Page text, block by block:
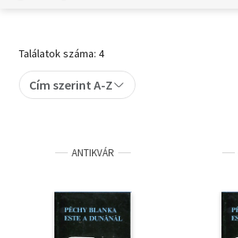
Gyermek- és ifjúsági
Művészet
Találatok száma: 4
Cím szerint A-Z
ANTIKVÁR